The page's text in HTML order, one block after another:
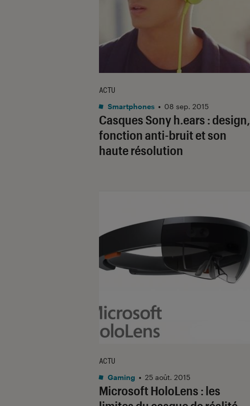
Casques Sony h.ears : design,
fonction anti-bruit et son
haute résolution
ACTU
Smartphones • 08 sep. 2015
Microsoft HoloLens : les
ACTU
Gaming • 25 août. 2015